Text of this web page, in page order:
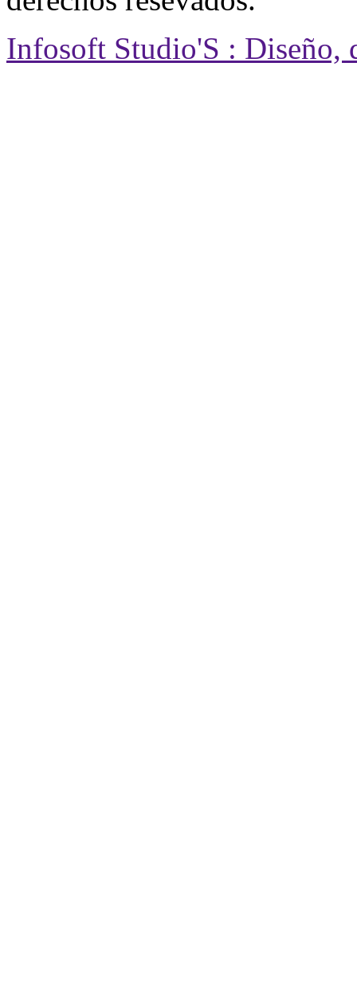
Infosoft Studio'S : Diseño,